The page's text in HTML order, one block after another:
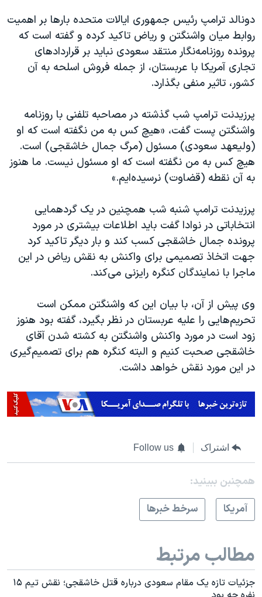
دونالد ترامپ رئیس جمهوری ایالات متحده بارها بر اهمیت
روابط میان واشنگتن و ریاض تاکید کرده و گفته است که
پرونده روزنامه‌نگار منتقد سعودی نباید بر قراردادهای
تجاری آمریکا با عربستان، از جمله فروش اسلحه به آن
کشور، تاثیر منفی بگذارد.
پرزیدنت ترامپ شب گذشته در مصاحبه تلفنی با روزنامه
واشنگتن پست گفت، «هیچ کس به من نگفته است که او
(ولیعهد سعودی) مسئول (مرگ جمال خاشقجی) است.
هیچ کس به من نگفته است که او مسئول نیست. ما هنوز
به آن نقطه (قضاوت) نرسیده‌ایم.»
پرزیدنت ترامپ شنبه شب همچنین در یک گردهمایی
انتخاباتی در نوادا گفت باید اطلاعات بیشتری در مورد
پرونده جمال خاشقجی کسب کند و بار دیگر تاکید کرد
جهت اتخاذ تصمیمی برای واکنش به نقش ریاض در این
ماجرا با نمایندگان کنگره رایزنی می‌کند.
وی پیش از آن، با بیان این که واشنگتن ممکن است
تحریم‌هایی را علیه عربستان در نظر بگیرد، گفته بود هنوز
زود است در مورد واکنش واشنگتن به کشته شدن آقای
خاشقجی صحبت کنیم و البته کنگره هم برای تصمیم‌گیری
در این مورد نقش خواهد داشت.
اشتراک Follow us
همچنبن ببینید:
آمريکا
سرخط خبرها
مطالب مرتبط
جزئیات تازه یک مقام سعودی درباره قتل خاشقجی؛ نقش تیم ۱۵